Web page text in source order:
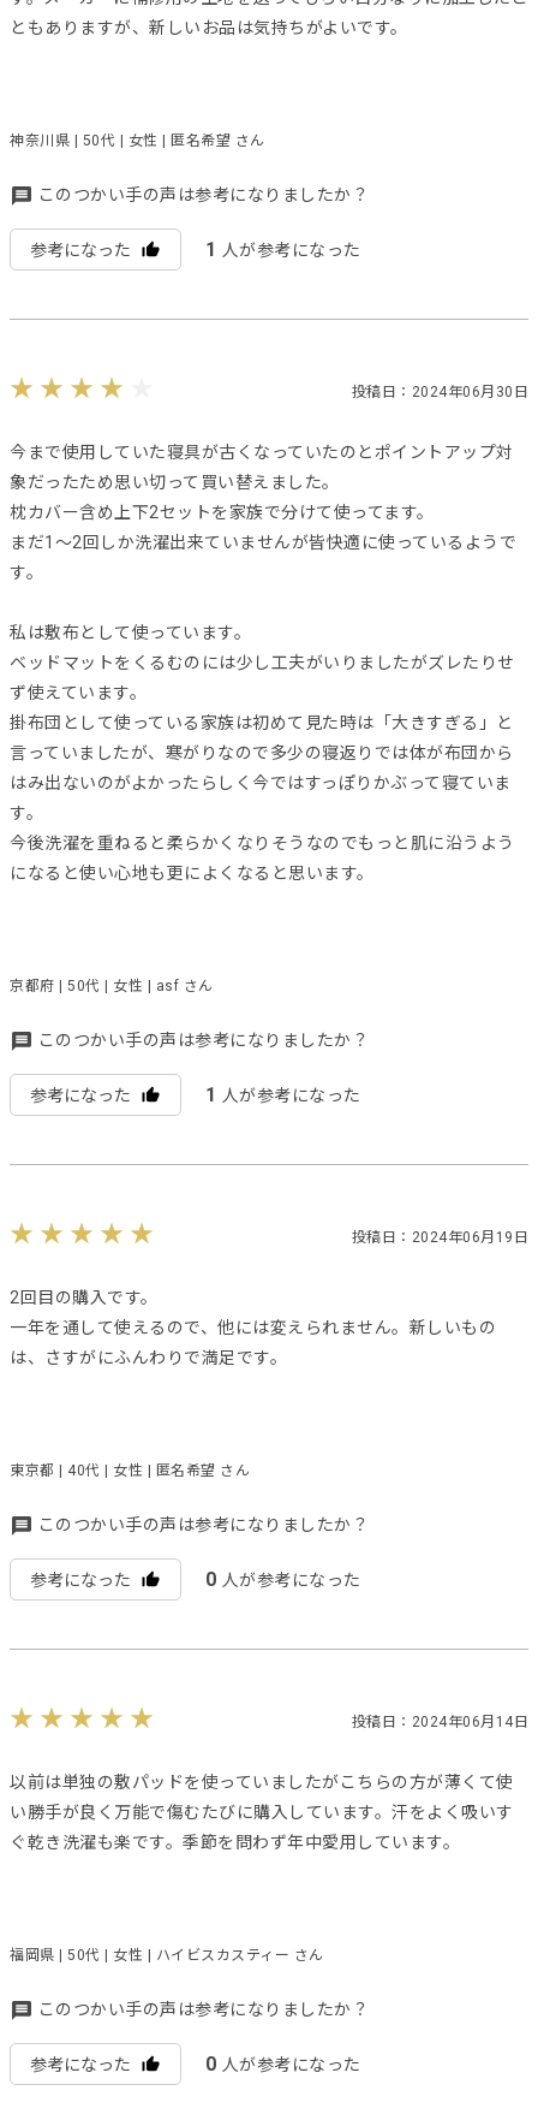
ともありますが、新しいお品は気持ちがよいです。
神奈川県 | 50代 | 女性 | 匿名希望 さん
このつかい手の声は参考になりましたか？
参考になった 1 人が参考になった
投稿日：2024年06月30日
今まで使用していた寝具が古くなっていたのとポイントアップ対
象だったため思い切って買い替えました。
枕カバー含め上下2セットを家族で分けて使ってます。
まだ1〜2回しか洗濯出来ていませんが皆快適に使っているようで
す。
私は敷布として使っています。
ベッドマットをくるむのには少し工夫がいりましたがズレたりせ
ず使えています。
掛布団として使っている家族は初めて見た時は「大きすぎる」と
言っていましたが、寒がりなので多少の寝返りでは体が布団から
はみ出ないのがよかったらしく今ではすっぽりかぶって寝ていま
す。
今後洗濯を重ねると柔らかくなりそうなのでもっと肌に沿うよう
になると使い心地も更によくなると思います。
京都府 | 50代 | 女性 | asf さん
このつかい手の声は参考になりましたか？
参考になった 1 人が参考になった
投稿日：2024年06月19日
2回目の購入です。
一年を通して使えるので、他には変えられません。新しいもの
は、さすがにふんわりで満足です。
東京都 | 40代 | 女性 | 匿名希望 さん
このつかい手の声は参考になりましたか？
参考になった 0 人が参考になった
投稿日：2024年06月14日
以前は単独の敷パッドを使っていましたがこちらの方が薄くて使
い勝手が良く万能で傷むたびに購入しています。汗をよく吸いす
ぐ乾き洗濯も楽です。季節を問わず年中愛用しています。
福岡県 | 50代 | 女性 | ハイビスカスティー さん
このつかい手の声は参考になりましたか？
参考になった 0 人が参考になった